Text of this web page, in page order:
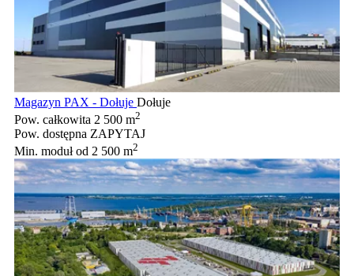
Magazyn PAX - Dołuje Dołuje
Pow. całkowita 2 500 m2
Pow. dostępna ZAPYTAJ
Min. modułod 2 500 m2